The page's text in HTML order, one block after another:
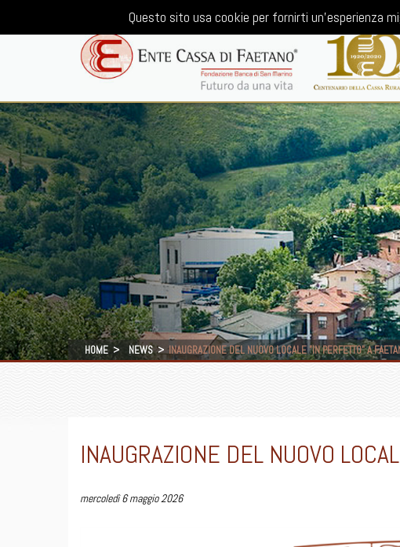
Questo sito usa cookie per fornirti un'esperienza
HOME NEWS INAUGRAZIONE DEL NUOVO LOCALE "IN PERFETTO" A
INAUGRAZIONE DEL NUOVO
mercoledì 6 maggio 2026